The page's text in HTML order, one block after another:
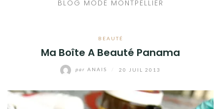
BLOG MODE MONTPELLIER
BEAUTÉ
Ma Boîte A Beauté Panama
par ANAIS 20 JUIL 2013